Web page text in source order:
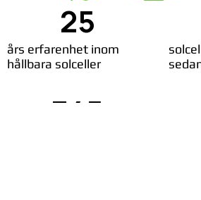
25
års erfarenhet inom
hållbara solceller
345